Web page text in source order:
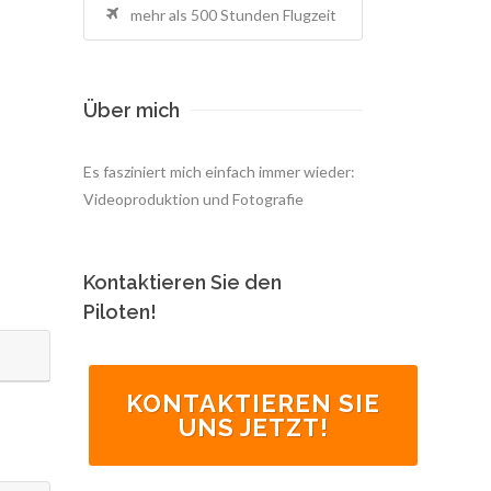
mehr als 500 Stunden Flugzeit
Über mich
Es fasziniert mich einfach immer wieder:
Videoproduktion und Fotografie
Kontaktieren Sie den
Piloten!
KONTAKTIEREN SIE
UNS JETZT!